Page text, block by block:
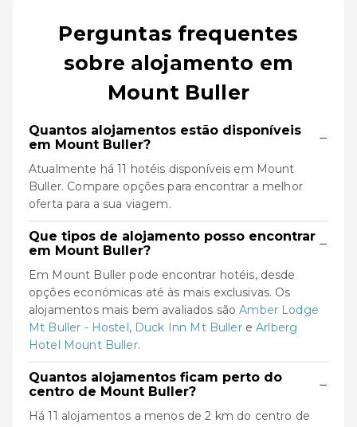
Perguntas frequentes
sobre alojamento em
Mount Buller
Quantos alojamentos estão disponíveis
em Mount Buller?
−
Atualmente há 11 hotéis disponíveis em Mount
Buller. Compare opções para encontrar a melhor
oferta para a sua viagem.
Que tipos de alojamento posso encontrar
em Mount Buller?
−
Em Mount Buller pode encontrar hotéis, desde
opções económicas até às mais exclusivas. Os
alojamentos mais bem avaliados sãoAmber Lodge
Mt Buller - Hostel, Duck Inn Mt BullereArlberg
Hotel Mount Buller.
Quantos alojamentos ficam perto do
centro de Mount Buller?
−
Há 11 alojamentos a menos de 2 km do centro de